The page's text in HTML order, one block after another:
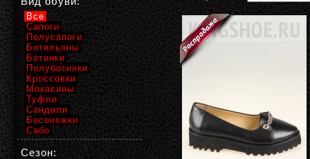
Все
Сапоги
Полусапоги
Ботильоны
Ботинки
Полуботинки
Кроссовки
Мокасины
Туфли
Сандали
Босоножки
Сабо
Сезон: